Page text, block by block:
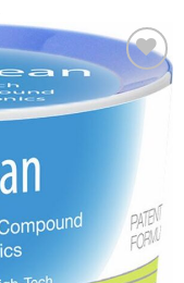
WISHLIST